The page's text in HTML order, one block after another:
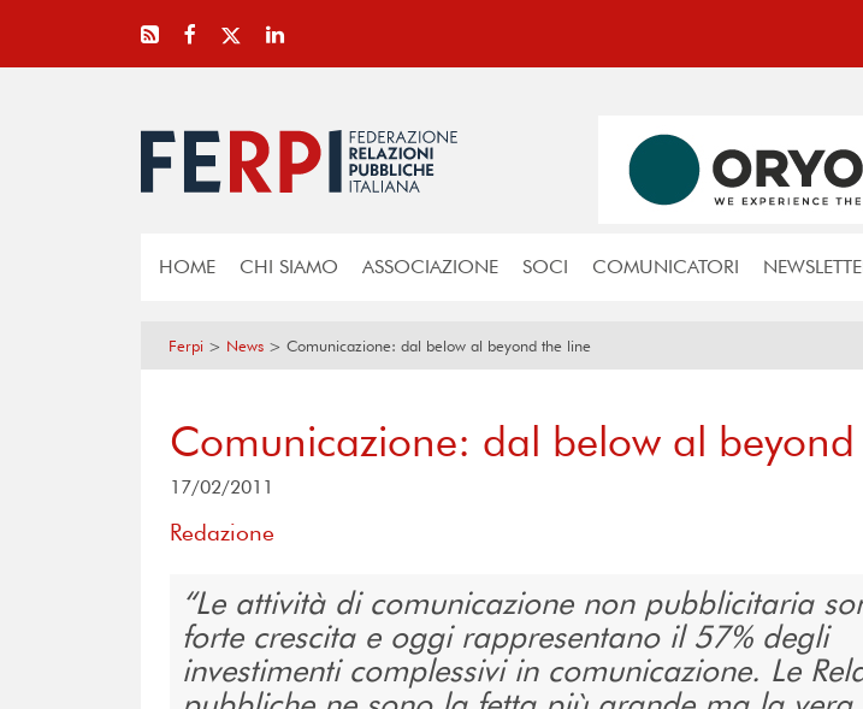
HOME CHI SIAMO ASSOCIAZIONE SOCI COMUNICATORI
Ferpi > News > Comunicazione: dal below al beyond the line
Comunicazione: dal below al
17/02/2011
Redazione
Le attività di comunicazione non pubblicitaria
forte crescita e oggi rappresentano il 57% degli
investimenti complessivi in comunicazione. Le